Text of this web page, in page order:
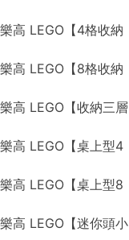
高 LEGO【4格收納
高 LEGO【8格收納
高 LEGO【收納三層
高 LEGO【桌上型4
高 LEGO【桌上型8
高 LEGO【迷你頭小